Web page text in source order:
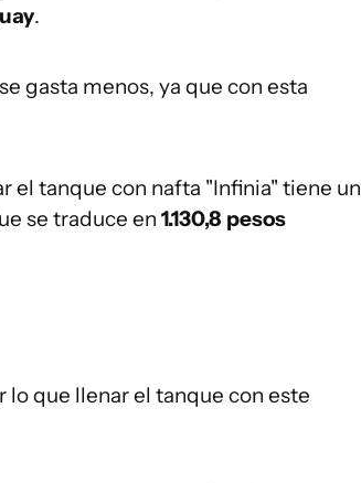
.
gasta menos, ya que con esta
el tanque con nafta "Infinia" tiene un
se traduce en 1.130,8 pesos
lo que llenar el tanque con este